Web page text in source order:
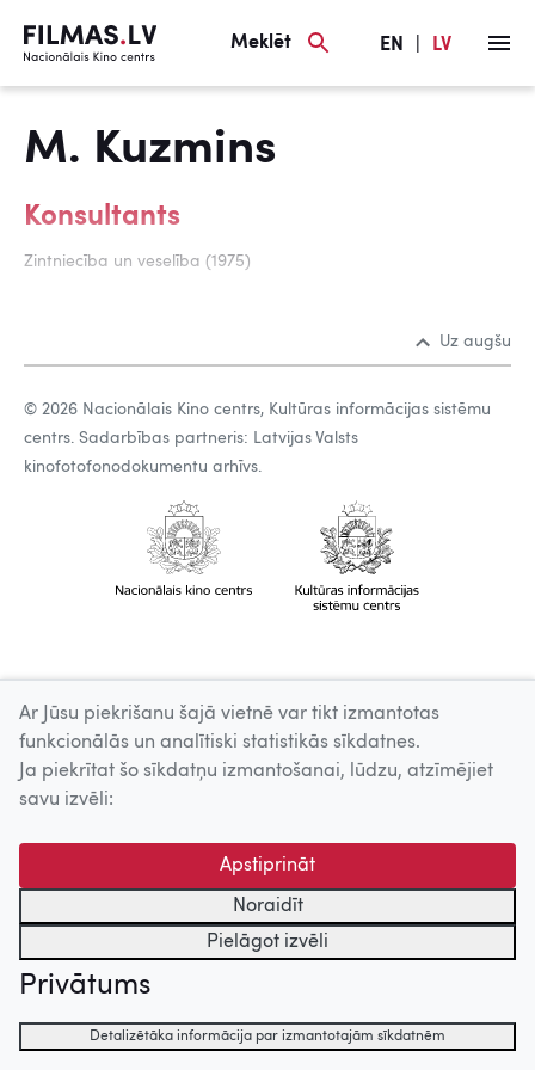
Meklēt EN LV
M. Kuzmins
Konsultants
Zintniecība un veselība (1975)
Uz augšu
© 2026 Nacionālais Kino centrs, Kultūras informācijas sistēmu
centrs. Sadarbības partneris: Latvijas Valsts
kinofotofonodokumentu arhīvs.
Ar Jūsu piekrišanu šajā vietnē var tikt izmantotas
funkcionālās un analītiski statistikās sīkdatnes.
Ja piekrītat šo sīkdatņu izmantošanai, lūdzu, atzīmējiet
savu izvēli:
Apstiprināt
Noraidīt
Pielāgot izvēli
Privātums
Detalizētāka informācija par izmantotajām sīkdatnēm